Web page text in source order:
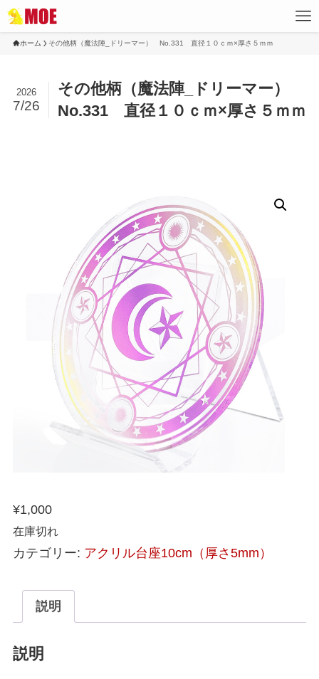
ホーム その他柄（魔法陣_ドリーマー） No.331 直径１０ｃｍ×厚さ５ｍｍ
その他柄（魔法陣_ドリーマー）
No.331 直径１０ｃｍ×厚さ５ｍｍ
2026
7/26
¥1,000
在庫切れ
カテゴリー: アクリル台座10cm（厚さ5mm）
説明
説明